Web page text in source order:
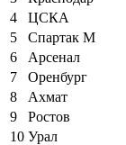
4
ЦСКА
5
Спартак М
6
Арсенал
7
Оренбург
8
Ахмат
9
Ростов
10 Урал